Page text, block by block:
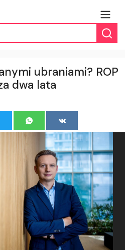
ubraniami? ROP
dwa lata